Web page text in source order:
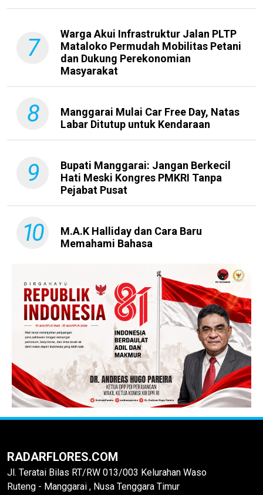
7
Warga Akui Infrastruktur Jalan PLTP
Mataloko Permudah Mobilitas Petani
dan Dukung Perekonomian
Masyarakat
8
Manggarai Mulai Car Free Day, Natas
Labar Ditutup untuk Kendaraan
9
Bupati Manggarai: Jangan Berkecil
Hati Meski Kongres PMKRI Tanpa
Pejabat Pusat
10
M.A.K Halliday dan Cara Baru
Memahami Bahasa
RADARFLORES.COM
Jl. Teratai Bilas RT/RW 013/003 Kelurahan Waso
Ruteng - Manggarai , Nusa Tenggara Timur